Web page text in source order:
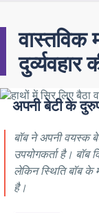
वास्तविक
दुर्व्यवहार
अपनी बेटी के
बॉब ने अपनी वयस्क
उपयोगकर्ता है। बॉब
लेकिन स्थिति बॉब के
है।